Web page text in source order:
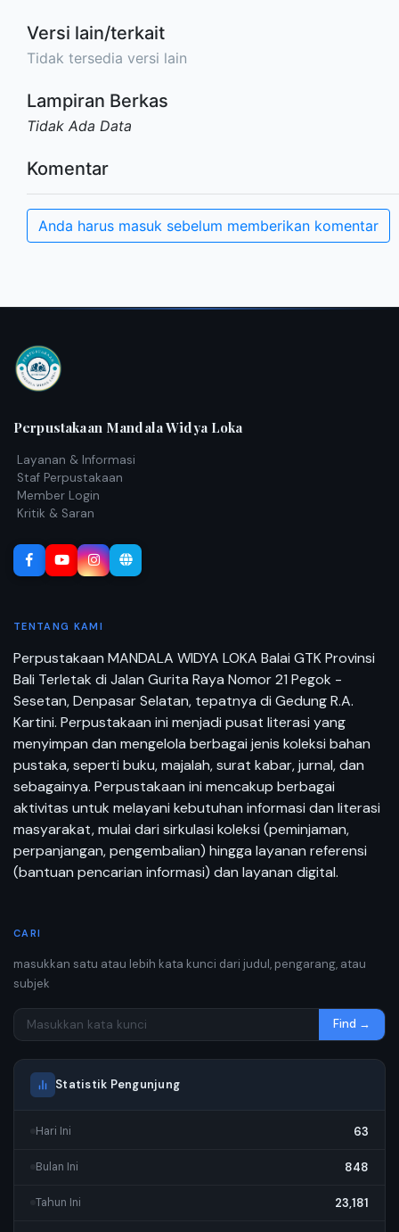
Versi lain/terkait
Tidak tersedia versi lain
Lampiran Berkas
Tidak Ada Data
Komentar
Anda harus masuk sebelum memberikan komentar
Perpustakaan Mandala Widya Loka
Layanan & Informasi
Staf Perpustakaan
Member Login
Kritik & Saran
TENTANG KAMI
Perpustakaan MANDALA WIDYA LOKA Balai GTK Provinsi
Bali Terletak di Jalan Gurita Raya Nomor 21 Pegok -
Sesetan, Denpasar Selatan, tepatnya di Gedung R.A.
Kartini. Perpustakaan ini menjadi pusat literasi yang
menyimpan dan mengelola berbagai jenis koleksi bahan
pustaka, seperti buku, majalah, surat kabar, jurnal, dan
sebagainya. Perpustakaan ini mencakup berbagai
aktivitas untuk melayani kebutuhan informasi dan literasi
masyarakat, mulai dari sirkulasi koleksi (peminjaman,
perpanjangan, pengembalian) hingga layanan referensi
(bantuan pencarian informasi) dan layanan digital.
CARI
masukkan satu atau lebih kata kunci dari judul, pengarang, atau
subjek
Find →
Statistik Pengunjung
Hari Ini 63
Bulan Ini 848
Tahun Ini 23,181